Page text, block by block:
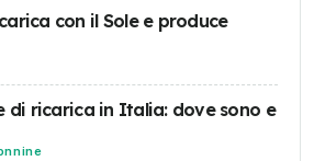
con il Sole e produce
di ricarica in Italia: dove sono e